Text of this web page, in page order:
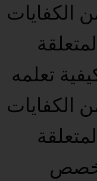
الكفايات
تعلمه
الكفايات